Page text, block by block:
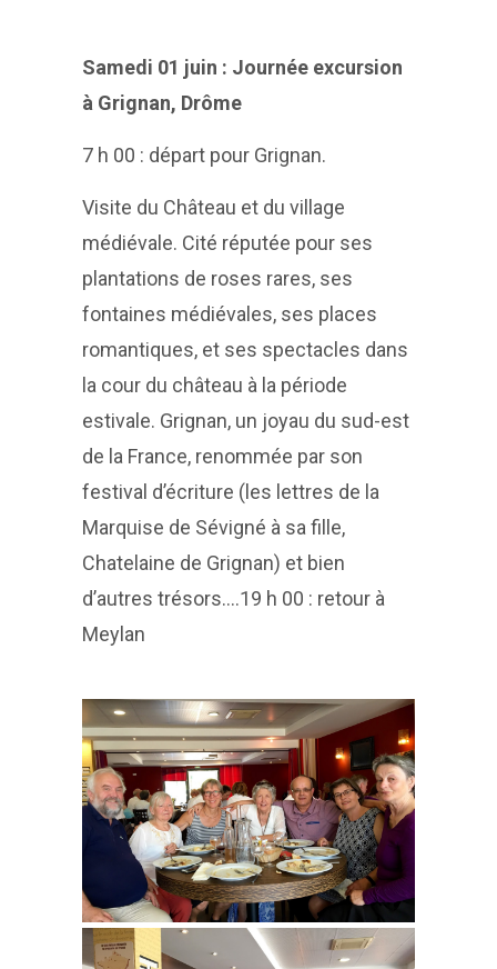
Samedi 01 juin : Journée excursion
à Grignan, Drôme
7 h 00 : départ pour Grignan.
Visite du Château et du village
médiévale. Cité réputée pour ses
plantations de roses rares, ses
fontaines médiévales, ses places
romantiques, et ses spectacles dans
la cour du château à la période
estivale. Grignan, un joyau du sud-est
de la France, renommée par son
festival d’écriture (les lettres de la
Marquise de Sévigné à sa fille,
Chatelaine de Grignan) et bien
d’autres trésors….19 h 00 : retour à
Meylan